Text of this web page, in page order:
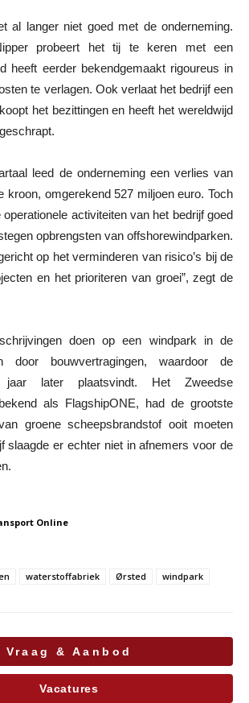
al langer niet goed met de onderneming.
probeert het tij te keren met een
heeft eerder bekendgemaakt rigoureus in
te verlagen. Ook verlaat het bedrijf een
het bezittingen en heeft het wereldwijd
leed de onderneming een verlies van
kroon, omgerekend 527 miljoen euro. Toch
activiteiten van het bedrijf goed
opbrengsten van offshorewindparken.
op het verminderen van risico’s bij de
en het prioriteren van groei”, zegt de
doen op een windpark in de
door bouwvertragingen, waardoor de
jaar later plaatsvindt. Het Zweedse
als FlagshipONE, had de grootste
groene scheepsbrandstof ooit moeten
slaagde er echter niet in afnemers voor de
Online
waterstoffabriek Ørsted windpark
Vraag & Aanbod
Vacatures